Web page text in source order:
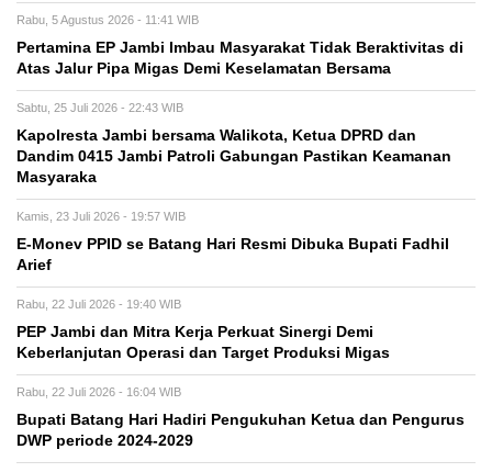
Rabu, 5 Agustus 2026 - 11:41 WIB
Pertamina EP Jambi Imbau Masyarakat Tidak Beraktivitas di
Atas Jalur Pipa Migas Demi Keselamatan Bersama
Sabtu, 25 Juli 2026 - 22:43 WIB
Kapolresta Jambi bersama Walikota, Ketua DPRD dan
Dandim 0415 Jambi Patroli Gabungan Pastikan Keamanan
Masyaraka
Kamis, 23 Juli 2026 - 19:57 WIB
E-Monev PPID se Batang Hari Resmi Dibuka Bupati Fadhil
Arief
Rabu, 22 Juli 2026 - 19:40 WIB
PEP Jambi dan Mitra Kerja Perkuat Sinergi Demi
Keberlanjutan Operasi dan Target Produksi Migas
Rabu, 22 Juli 2026 - 16:04 WIB
Bupati Batang Hari Hadiri Pengukuhan Ketua dan Pengurus
DWP periode 2024-2029